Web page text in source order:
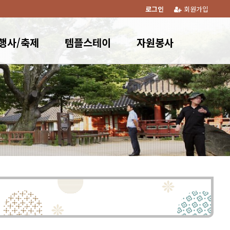
회원가입
로그인
사/축제 템플스테이 자원봉사